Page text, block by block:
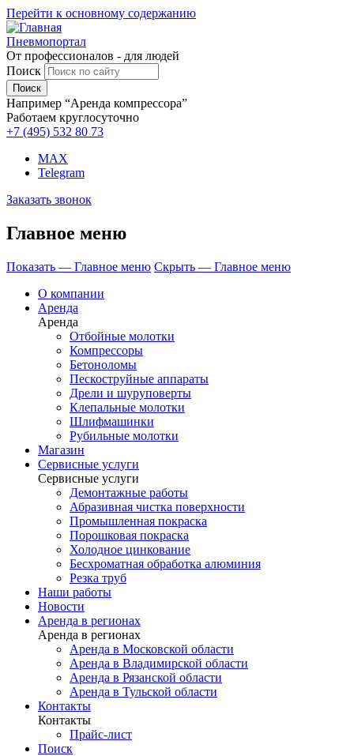
Перейти к основному содержанию
Пневмопортал
От профессионалов - для людей
Поиск
Например “Аренда компрессора”
Работаем круглосуточно
+7 (495) 532 80 73
MAX
Telegram
Заказать звонок
Главное меню
Показать — Главное меню Скрыть — Главное меню
О компании
Аренда
Аренда
Отбойные молотки
Компрессоры
Бетоноломы
Пескоструйные аппараты
Дрели и шуруповерты
Клепальные молотки
Шлифмашинки
Рубильные молотки
Магазин
Сервисные услуги
Сервисные услуги
Демонтажные работы
Абразивная чистка поверхности
Промышленная покраска
Порошковая покраска
Холодное цинкование
Бесхроматная обработка алюминия
Резка труб
Наши работы
Новости
Аренда в регионах
Аренда в регионах
Аренда в Московской области
Аренда в Владимирской области
Аренда в Рязанской области
Аренда в Тульской области
Контакты
Контакты
Прайс-лист
Поиск